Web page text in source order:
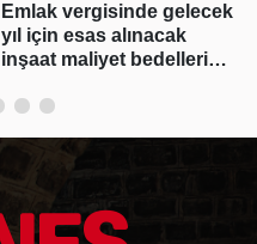
Emlak vergisinde gelecek
yıl için esas alınacak
inşaat maliyet bedelleri